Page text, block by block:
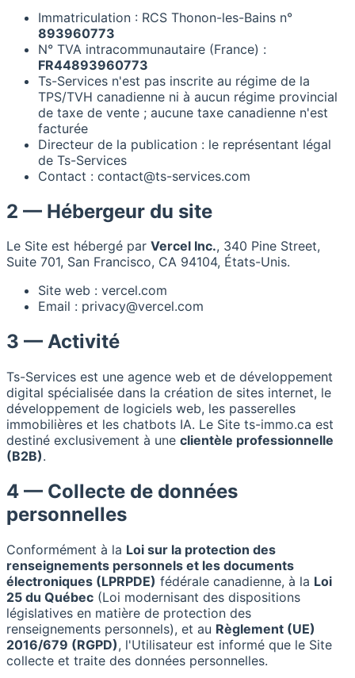
Immatriculation : RCS Thonon-les-Bains n°
893960773
N° TVA intracommunautaire (France) :
FR44893960773
Ts-Services n'est pas inscrite au régime de la
TPS/TVH canadienne ni à aucun régime provincial
de taxe de vente ; aucune taxe canadienne n'est
facturée
Directeur de la publication : le représentant légal
de Ts-Services
Contact : contact@ts-services.com
2 — Hébergeur du site
Le Site est hébergé par Vercel Inc., 340 Pine Street,
Suite 701, San Francisco, CA 94104, États-Unis.
Site web : vercel.com
Email : privacy@vercel.com
3 — Activité
Ts-Services est une agence web et de développement
digital spécialisée dans la création de sites internet, le
développement de logiciels web, les passerelles
immobilières et les chatbots IA. Le Site ts-immo.ca est
destiné exclusivement à une clientèle professionnelle
(B2B).
4 — Collecte de données
personnelles
Conformément à la Loi sur la protection des
renseignements personnels et les documents
électroniques (LPRPDE) fédérale canadienne, à la Loi
25 du Québec (Loi modernisant des dispositions
législatives en matière de protection des
renseignements personnels), et au Règlement (UE)
2016/679 (RGPD), l'Utilisateur est informé que le Site
collecte et traite des données personnelles.